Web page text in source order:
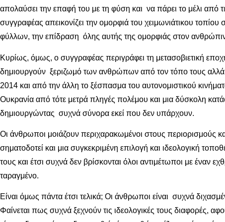
απολαύσει την επαφή του με τη φύση και να πάρει το μέλι από
συγγραφέας απεικονίζει την ομορφιά του χειμωνιάτικου
φύλλων, την επίδραση όλης αυτής της ομορφιάς στον
Κυρίως, όμως, ο συγγραφέας περιγράφει τη μετασοβιετική
δημιουργούν ξεριζωμό των ανθρώπων από τον τόπο τους αλλά
2014 και από την άλλη το ξέσπασμα του αυτονομιστικού
Ουκρανία από τότε μετρά πληγές πολέμου και μια δύσκολη
δημιουργώντας συχνά σύνορα εκεί που δεν υπάρχουν.
Οι άνθρωποι μοιάζουν περιχαρακωμένοι στους περιορισμούς
σηματοδοτεί και μια συγκεκριμένη επιλογή και ιδεολογική
τους και έτσι συχνά δεν βρίσκονται όλοι αντιμέτωποι με έναν
ταραγμένο.
Είναι όμως πάντα έτσι τελικά; Οι άνθρωποι είναι συχνά
Φαίνεται πως συχνά ξεχνούν τις ιδεολογικές τους διαφορές,